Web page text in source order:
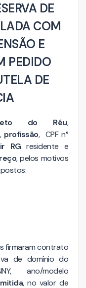
DE
COM
E
PEDIDO
DE
do Réu,
, profissão, CPF n°
RG residente e
, pelos motivos
firmaram contrato
de domínio do
ano/modelo
, no valor de